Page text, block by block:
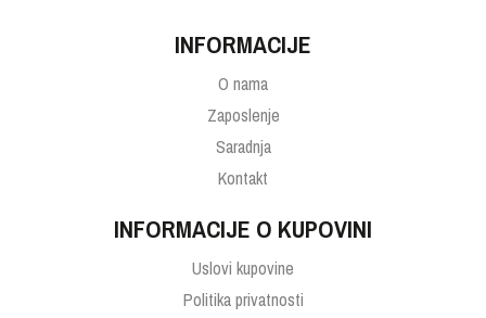
INFORMACIJE
O nama
Zaposlenje
Saradnja
Kontakt
INFORMACIJE O KUPOVINI
Uslovi kupovine
Politika privatnosti